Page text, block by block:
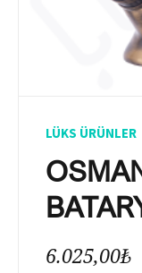
LÜKS ÜRÜNLER
6.025,00₺